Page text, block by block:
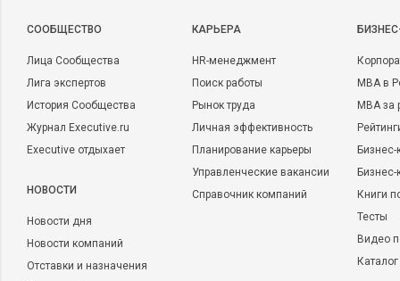
CООБЩЕСТВО
Лица Сообщества
Лига экспертов
История Сообщества
Журнал Executive.ru
Executive отдыхает
НОВОСТИ
Новости дня
Новости компаний
Отставки и назначения
КАРЬЕРА
HR-менеджмент
Поиск работы
Рынок труда
Личная эффективность
Планирование карьеры
Управленческие вакансии
Справочник компаний
MBA в
MBA
Бизнес-
Книги
Тесты
Видео